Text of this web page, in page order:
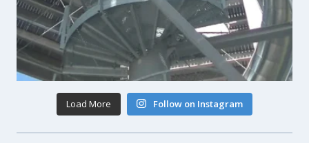
Load More Follow on Instagram